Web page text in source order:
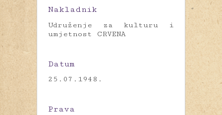
Nakladnik
Udruženje za kulturu i
umjetnost CRVENA
Datum
25.07.1948.
Prava